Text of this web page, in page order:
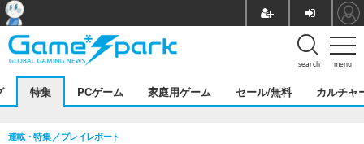
menu
search
特集 PCゲーム 家庭用ゲーム セール/無料 カルチャ
連載・特集 プレイレポート